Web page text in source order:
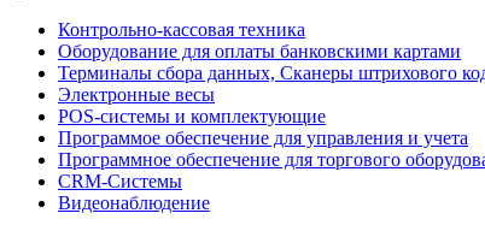
Контрольно-кассовая техника
Оборудование для оплаты банковскими картами
Терминалы сбора данных, Сканеры штрихового
Электронные весы
POS-системы и комплектующие
Программое обеспечение для управления и учета
Программное обеспечение для торгового
CRM-Системы
Видеонаблюдение